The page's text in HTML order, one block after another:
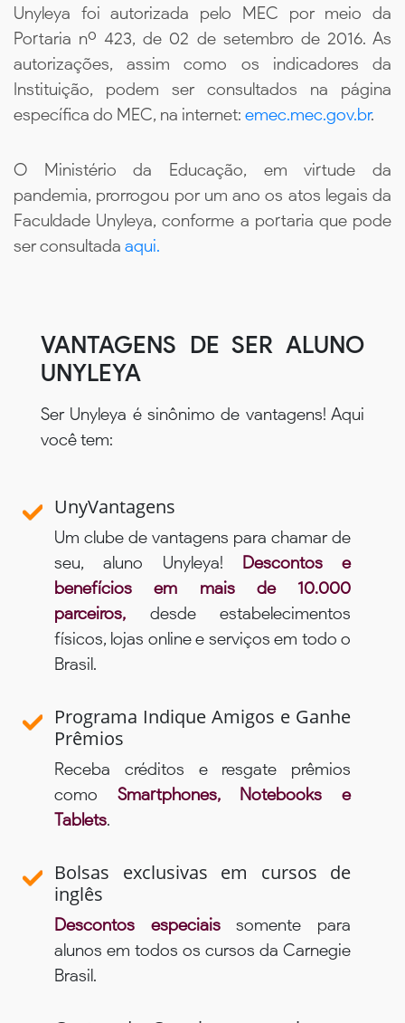
Unyleya foi autorizada pelo MEC por meio da
Portaria nº 423, de 02 de setembro de 2016. As
autorizações, assim como os indicadores da
Instituição, podem ser consultados na página
específica do MEC, na internet: emec.mec.gov.br.
O Ministério da Educação, em virtude da
pandemia, prorrogou por um ano os atos legais da
Faculdade Unyleya, conforme a portaria que pode
ser consultada aqui.
VANTAGENS DE SER ALUNO
UNYLEYA
Ser Unyleya é sinônimo de vantagens! Aqui
você tem:
UnyVantagens
Um clube de vantagens para chamar de
seu, aluno Unyleya! Descontos e
benefícios em mais de 10.000
parceiros, desde estabelecimentos
físicos, lojas online e serviços em todo o
Brasil.
Programa Indique Amigos e Ganhe
Prêmios
Receba créditos e resgate prêmios
como Smartphones, Notebooks e
Tablets.
Bolsas exclusivas em cursos de
inglês
Descontos especiaissomente para
alunos em todos os cursos da Carnegie
Brasil.